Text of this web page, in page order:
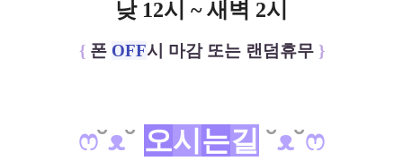
낮 12시 ~ 새벽 2시
{폰 OFF시 마감 또는 랜덤휴무 }
ෆ˘ᴥ˘ 오시 는길 ˘ᴥ˘ෆ